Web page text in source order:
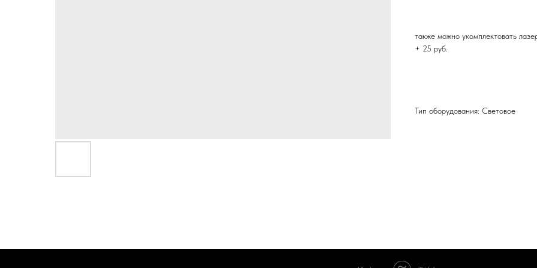
также можно укомплектовать
+ 25 руб.
Тип оборудования: Световое